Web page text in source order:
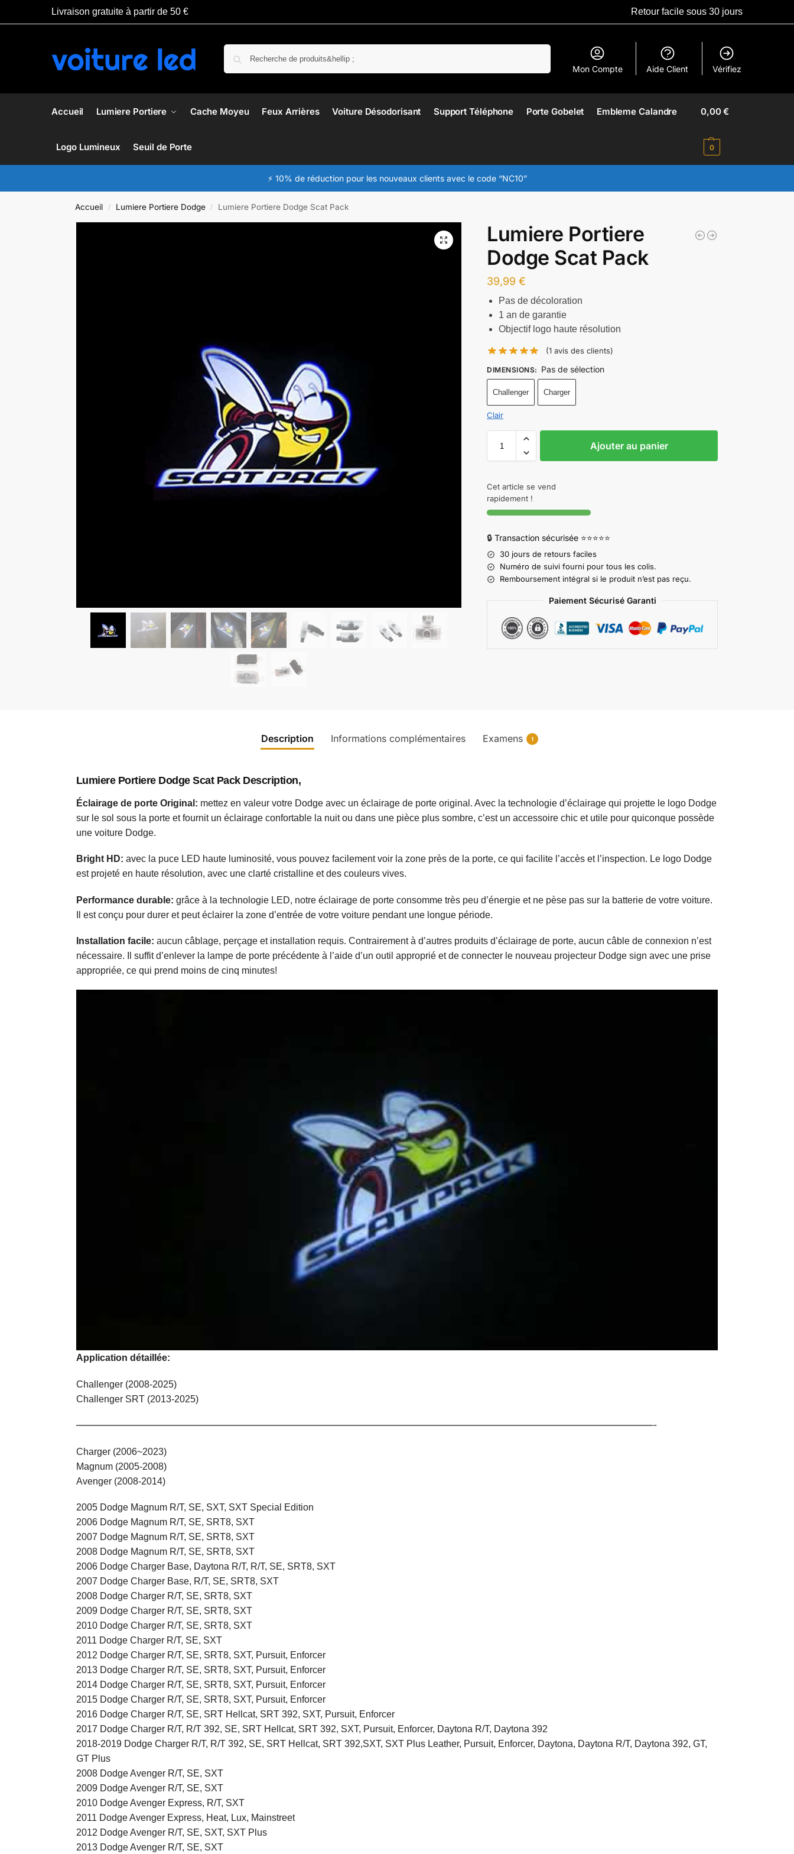
Livraison gratuite à partir de 50 € Retour facile sous 30 jours
Mon Compte Aide Client Vérifiez
Accueil Lumiere Portiere Cache Moyeu Feux Arrières Voiture Désodorisant Support Téléphone Porte Gobelet Embleme Calandre​
Logo Lumineux Seuil de Porte
0,00€
0
⚡ 10% de réduction pour les nouveaux clients avec le code “NC10”
Accueil / Lumiere Portiere Dodge / Lumiere Portiere Dodge Scat Pack
Lumiere Portiere
Dodge Scat Pack
39,99€
Pas de décoloration
1 an de garantie
Objectif logo haute résolution
(1avis des clients)
DIMENSIONS: Pas de sélection
Challenger Charger
Clair
Ajouter au panier
Cet article se vend
rapidement !
🔒 Transaction sécurisée ⭐⭐⭐⭐⭐
30 jours de retours faciles
Numéro de suivi fourni pour tous les colis.
Remboursement intégral si le produit n’est pas reçu.
Paiement Sécurisé Garanti
Description Informations complémentaires Examens 1
Lumiere Portiere Dodge Scat Pack Description,
Éclairage de porte Original: mettez en valeur votre Dodge avec un éclairage de porte original. Avec la technologie d’éclairage qui projette le logo Dodge
sur le sol sous la porte et fournit un éclairage confortable la nuit ou dans une pièce plus sombre, c’est un accessoire chic et utile pour quiconque possède
une voiture Dodge.
Bright HD: avec la puce LED haute luminosité, vous pouvez facilement voir la zone près de la porte, ce qui facilite l’accès et l’inspection. Le logo Dodge
est projeté en haute résolution, avec une clarté cristalline et des couleurs vives.
Performance durable: grâce à la technologie LED, notre éclairage de porte consomme très peu d’énergie et ne pèse pas sur la batterie de votre voiture.
Il est conçu pour durer et peut éclairer la zone d’entrée de votre voiture pendant une longue période.
Installation facile: aucun câblage, perçage et installation requis. Contrairement à d’autres produits d’éclairage de porte, aucun câble de connexion n’est
nécessaire. Il suffit d’enlever la lampe de porte précédente à l’aide d’un outil approprié et de connecter le nouveau projecteur Dodge sign avec une prise
appropriée, ce qui prend moins de cinq minutes!
Application détaillée:
Challenger (2008-2025)
Challenger SRT (2013-2025)
—————————————————————————————————————————————————————————————-
Charger (2006~2023)
Magnum (2005-2008)
Avenger (2008-2014)
2005 Dodge Magnum R/T, SE, SXT, SXT Special Edition
2006 Dodge Magnum R/T, SE, SRT8, SXT
2007 Dodge Magnum R/T, SE, SRT8, SXT
2008 Dodge Magnum R/T, SE, SRT8, SXT
2006 Dodge Charger Base, Daytona R/T, R/T, SE, SRT8, SXT
2007 Dodge Charger Base, R/T, SE, SRT8, SXT
2008 Dodge Charger R/T, SE, SRT8, SXT
2009 Dodge Charger R/T, SE, SRT8, SXT
2010 Dodge Charger R/T, SE, SRT8, SXT
2011 Dodge Charger R/T, SE, SXT
2012 Dodge Charger R/T, SE, SRT8, SXT, Pursuit, Enforcer
2013 Dodge Charger R/T, SE, SRT8, SXT, Pursuit, Enforcer
2014 Dodge Charger R/T, SE, SRT8, SXT, Pursuit, Enforcer
2015 Dodge Charger R/T, SE, SRT8, SXT, Pursuit, Enforcer
2016 Dodge Charger R/T, SE, SRT Hellcat, SRT 392, SXT, Pursuit, Enforcer
2017 Dodge Charger R/T, R/T 392, SE, SRT Hellcat, SRT 392, SXT, Pursuit, Enforcer, Daytona R/T, Daytona 392
2018-2019 Dodge Charger R/T, R/T 392, SE, SRT Hellcat, SRT 392,SXT, SXT Plus Leather, Pursuit, Enforcer, Daytona, Daytona R/T, Daytona 392, GT,
GT Plus
2008 Dodge Avenger R/T, SE, SXT
2009 Dodge Avenger R/T, SE, SXT
2010 Dodge Avenger Express, R/T, SXT
2011 Dodge Avenger Express, Heat, Lux, Mainstreet
2012 Dodge Avenger R/T, SE, SXT, SXT Plus
2013 Dodge Avenger R/T, SE, SXT